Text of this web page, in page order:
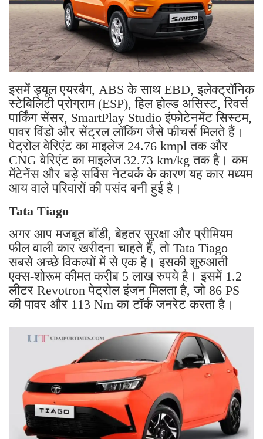
इसमें ड्यूल एयरबैग, ABS के साथ EBD, इलेक्ट्रॉनिक
स्टेबिलिटी प्रोग्राम (ESP), हिल होल्ड असिस्ट, रिवर्स
पार्किंग सेंसर, SmartPlay Studio इंफोटेनमेंट सिस्टम,
पावर विंडो और सेंट्रल लॉकिंग जैसे फीचर्स मिलते हैं।
पेट्रोल वेरिएंट का माइलेज 24.76 kmpl तक और
CNG वेरिएंट का माइलेज 32.73 km/kg तक है। कम
मेंटेनेंस और बड़े सर्विस नेटवर्क के कारण यह कार मध्यम
आय वाले परिवारों की पसंद बनी हुई है।
Tata Tiago
अगर आप मजबूत बॉडी, बेहतर सुरक्षा और प्रीमियम
फील वाली कार खरीदना चाहते हैं, तो Tata Tiago
सबसे अच्छे विकल्पों में से एक है। इसकी शुरुआती
एक्स-शोरूम कीमत करीब 5 लाख रुपये है। इसमें 1.2
लीटर Revotron पेट्रोल इंजन मिलता है, जो 86 PS
की पावर और 113 Nm का टॉर्क जनरेट करता है।